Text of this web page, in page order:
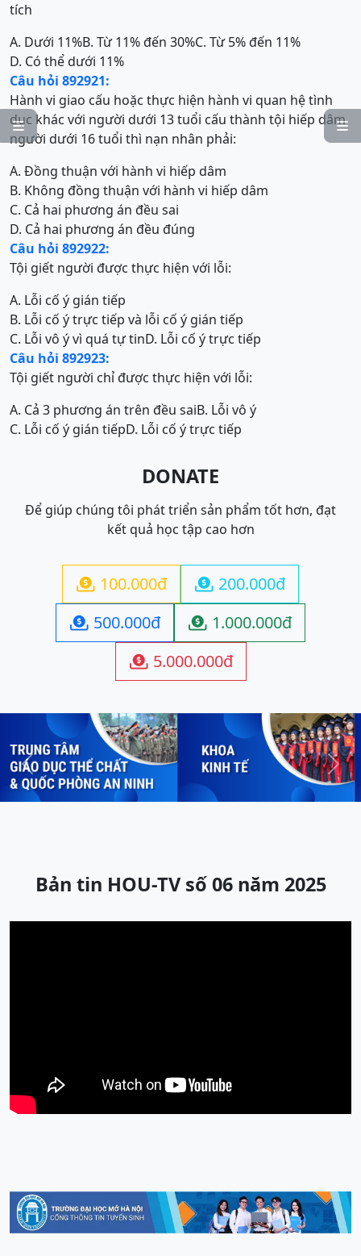


tích
A. Dưới 11%B. Từ 11% đến 30%C. Từ 5% đến 11%
D. Có thể dưới 11%
Câu hỏi 892921:
Hành vi giao cấu hoặc thực hiện hành vi quan hệ tình
dục khác với người dưới 13 tuổi cấu thành tội hiếp dâm
người dưới 16 tuổi thì nạn nhân phải:
A. Đồng thuận với hành vi hiếp dâm
B. Không đồng thuận với hành vi hiếp dâm
C. Cả hai phương án đều sai
D. Cả hai phương án đều đúng
Câu hỏi 892922:
Tội giết người được thực hiện với lỗi:
A. Lỗi cố ý gián tiếp
B. Lỗi cố ý trực tiếp và lỗi cố ý gián tiếp
C. Lỗi vô ý vì quá tự tinD. Lỗi cố ý trực tiếp
Câu hỏi 892923:
Tội giết người chỉ được thực hiện với lỗi:
A. Cả 3 phương án trên đều saiB. Lỗi vô ý
C. Lỗi cố ý gián tiếpD. Lỗi cố ý trực tiếp
DONATE
Để giúp chúng tôi phát triển sản phẩm tốt hơn, đạt
kết quả học tập cao hơn
 100.000đ  200.000đ
 500.000đ  1.000.000đ
 5.000.000đ
Previous Next
Bản tin HOU-TV số 06 năm 2025